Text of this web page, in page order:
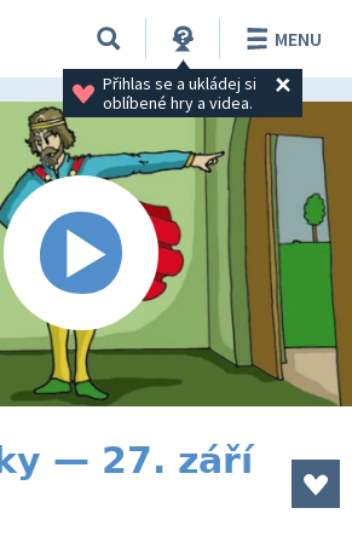
Přihlas se a ukládej si
oblíbené hry a videa.
MENU
— 27. září